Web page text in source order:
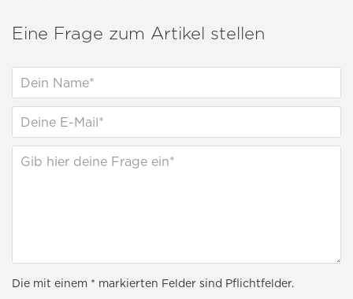
Eine Frage zum Artikel stellen
Die mit einem * markierten Felder sind Pflichtfelder.